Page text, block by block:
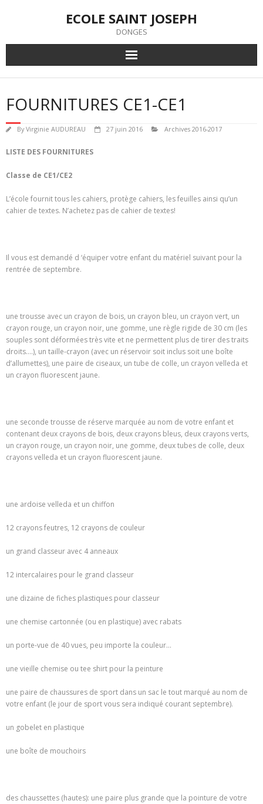
ECOLE SAINT JOSEPH
DONGES
FOURNITURES CE1-CE1
ByVirginie AUDUREAU 27 juin 2016 Archives 2016-2017
LISTE DES FOURNITURES
Classe de CE1/CE2
L’école fournit tous les cahiers, protège cahiers, les feuilles ainsi qu’un
cahier de textes. N’achetez pas de cahier de textes!
Il vous est demandé d ‘équiper votre enfant du matériel suivant pour la
rentrée de septembre.
une trousse avec un crayon de bois, un crayon bleu, un crayon vert, un
crayon rouge, un crayon noir, une gomme, une règle rigide de 30 cm (les
souples sont déformées très vite et ne permettent plus de tirer des traits
droits….), un taille-crayon (avec un réservoir soit inclus soit une boîte
d’allumettes), une paire de ciseaux, un tube de colle, un crayon velleda et
un crayon fluorescent jaune.
une seconde trousse de réserve marquée au nom de votre enfant et
contenant deux crayons de bois, deux crayons bleus, deux crayons verts,
un crayon rouge, un crayon noir, une gomme, deux tubes de colle, deux
crayons velleda et un crayon fluorescent jaune.
une ardoise velleda et un chiffon
12 crayons feutres, 12 crayons de couleur
un grand classeur avec 4 anneaux
12 intercalaires pour le grand classeur
une dizaine de fiches plastiques pour classeur
une chemise cartonnée (ou en plastique) avec rabats
un porte-vue de 40 vues, peu importe la couleur…
une vieille chemise ou tee shirt pour la peinture
une paire de chaussures de sport dans un sac le tout marqué au nom de
votre enfant (le jour de sport vous sera indiqué courant septembre).
un gobelet en plastique
une boîte de mouchoirs
des chaussettes (hautes): une paire plus grande que la pointure de votre